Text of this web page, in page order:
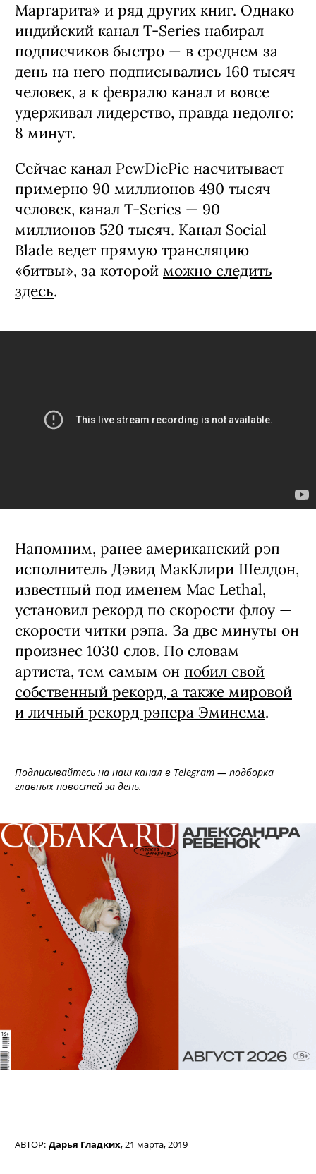
Маргарита» и ряд других книг. Однако
индийский канал T-Series набирал
подписчиков быстро — в среднем за
день на него подписывались 160 тысяч
человек, а к февралю канал и вовсе
удерживал лидерство, правда недолго:
8 минут.
Сейчас канал PewDiePie насчитывает
примерно 90 миллионов 490 тысяч
человек, канал T-Series — 90
миллионов 520 тысяч. Канал Social
Blade ведет прямую трансляцию
«битвы», за которой можно следить
здесь.
Напомним, ранее американский рэп
исполнитель Дэвид МакКлири Шелдон,
известный под именем Mac Lethal,
установил рекорд по скорости флоу —
скорости читки рэпа. За две минуты он
произнес 1030 слов. По словам
артиста, тем самым он побил свой
собственный рекорд, а также мировой
и личный рекорд рэпера Эминема.
Подписывайтесь на наш канал в Telegram — подборка
главных новостей за день.
АВТОР: Дарья Гладких,21 марта, 2019